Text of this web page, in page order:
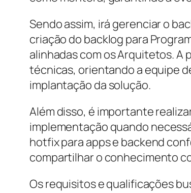
Sendo assim, irá gerenciar o
criação do backlog para
alinhadas com os Arquitetos. A
técnicas, orientando a equipe
implantação da solução.
Além disso, é importante
implementação quando
hotfix para apps e backend
compartilhar o conhecimento
Os requisitos e qualificações